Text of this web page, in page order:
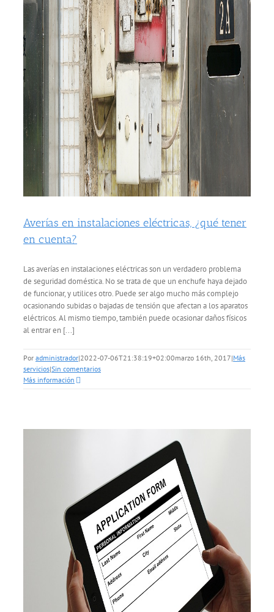
Averías en instalaciones eléctricas, ¿qué tener
en cuenta?
Las averías en instalaciones eléctricas son un verdadero problema
de seguridad doméstica. No se trata de que un enchufe haya dejado
de funcionar, y utilices otro. Puede ser algo mucho más complejo
ocasionando subidas o bajadas de tensión que afectan a los aparatos
eléctricos. Al mismo tiempo, también puede ocasionar daños físicos
al entrar en [...]
Por administrador|2022-07-06T21:38:19+02:00marzo 16th, 2017|Más
servicios|Sin comentarios
Más información